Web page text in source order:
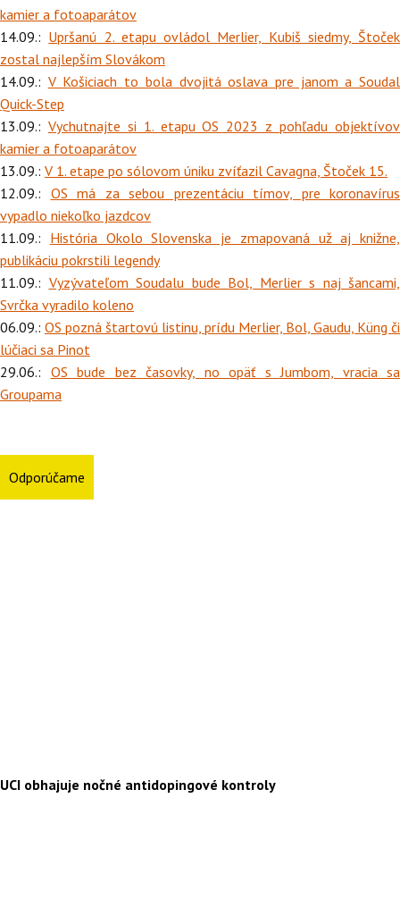
kamier a fotoaparátov
14.09.: Upršanú 2. etapu ovládol Merlier, Kubiš siedmy, Štoček
zostal najlepším Slovákom
14.09.: V Košiciach to bola dvojitá oslava pre janom a Soudal
Quick-Step
13.09.: Vychutnajte si 1. etapu OS 2023 z pohľadu objektívov
kamier a fotoaparátov
13.09.: V 1. etape po sólovom úniku zvíťazil Cavagna, Štoček 15.
12.09.: OS má za sebou prezentáciu tímov, pre koronavírus
vypadlo niekoľko jazdcov
11.09.: História Okolo Slovenska je zmapovaná už aj knižne,
publikáciu pokrstili legendy
11.09.: Vyzývateľom Soudalu bude Bol, Merlier s naj šancami,
Svrčka vyradilo koleno
06.09.: OS pozná štartovú listinu, prídu Merlier, Bol, Gaudu, Küng či
lúčiaci sa Pinot
29.06.: OS bude bez časovky, no opäť s Jumbom, vracia sa
Groupama
Odporúčame
UCI obhajuje nočné antidopingové kontroly